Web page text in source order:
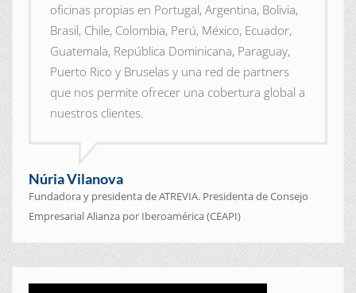
oficinas propias en Portugal, Argentina, Bolivia,
Brasil, Chile, Colombia, Perú, México, Ecuador,
Guatemala, República Dominicana, Paraguay,
Puerto Rico y Bruselas y una red de partners
que nos permite ofrecer una cobertura global a
nuestros clientes.
Núria Vilanova
Fundadora y presidenta de ATREVIA. Presidenta de Consejo
Empresarial Alianza por Iberoamérica (CEAPI)